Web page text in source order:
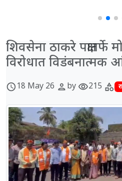
शिवसेना ठाकरे पक्षातर्फे
विरोधात विडंबनात्मक
schedule18 May 26 personby visibility215 category